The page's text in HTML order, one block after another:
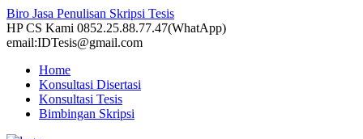
Biro Jasa Penulisan Skripsi Tesis
HP CS Kami 0852.25.88.77.47(WhatApp)
email:IDTesis@gmail.com
Home
Konsultasi Disertasi
Konsultasi Tesis
Bimbingan Skripsi